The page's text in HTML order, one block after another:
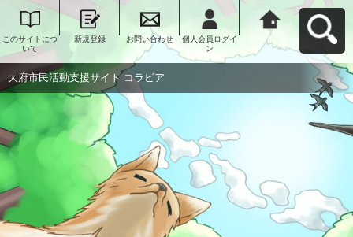
このサイトにつ
いて
新規登録 お問い合わせ
個人会員ログイ
ン
大府市民活動支
援サイト コラビ
アへ戻る
大府市民活動支援サイト コラビア